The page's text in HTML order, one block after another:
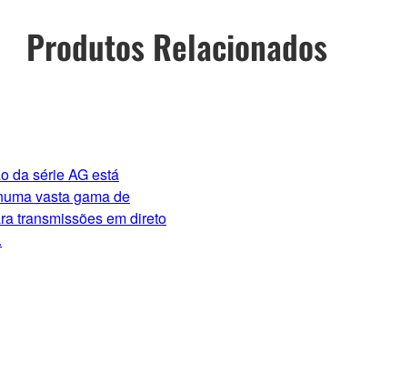
Produtos Relacionados
da série AG está
vasta gama de
transmissões em direto